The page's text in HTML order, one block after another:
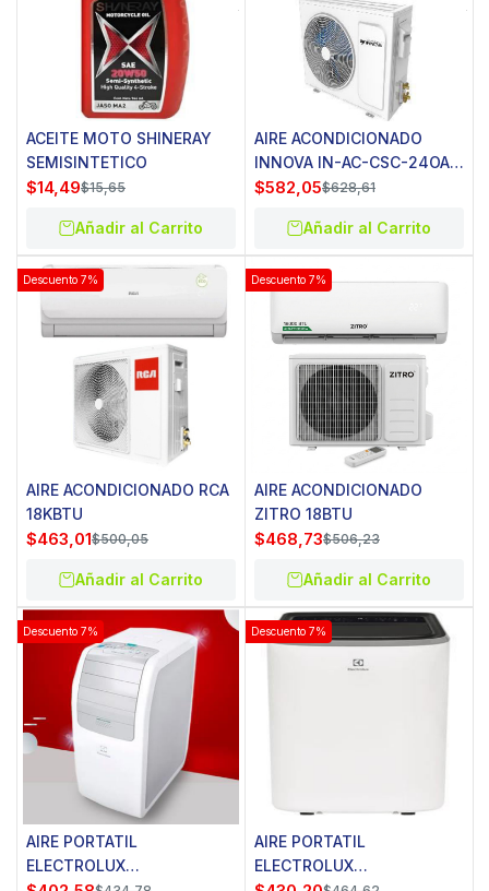
ACEITE MOTO SHINERAY
SEMISINTETICO
$15,65
$14,49
Añadir al Carrito
AIRE ACONDICIONADO
INNOVA IN-AC-CSC-24OA-
CH 24BTU
$628,61
$582,05
Añadir al Carrito
Descuento 7%
AIRE ACONDICIONADO RCA
18KBTU
$500,05
$463,01
Añadir al Carrito
Descuento 7%
AIRE ACONDICIONADO
ZITRO 18BTU
$506,23
$468,73
Añadir al Carrito
Descuento 7%
AIRE PORTATIL
ELECTROLUX
Descuento 7%
AIRE PORTATIL
ELECTROLUX